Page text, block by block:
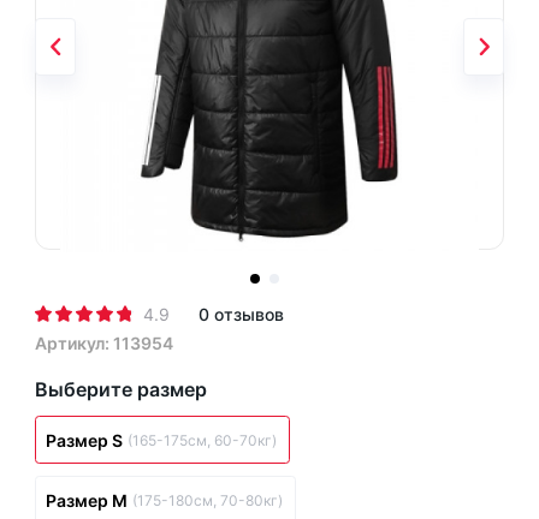
4.9
0 отзывов
Артикул: 113954
Выберите размер
Размер S (165-175см, 60-70кг)
Размер M (175-180см, 70-80кг)